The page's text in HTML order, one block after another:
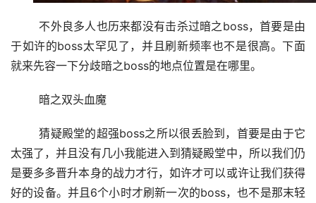
于如许的boss太罕见了，并且刷新频率也不是很高。下面
就来先容一下分歧暗之boss的地点位置是在哪里。
	暗之双头血魔
	猜疑殿堂的超强boss之所以很丢脸到，首要是由于它
太强了，并且没有几小我能进入到猜疑殿堂中，所以我们仍
是要多多晋升本身的战力才行，如许才可以或许让我们获得
好的设备。并且6个小时才刷新一次的boss，也不是那末轻